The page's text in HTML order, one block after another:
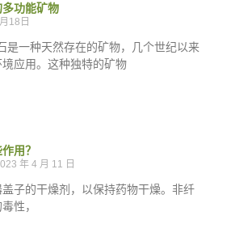
功能矿物
18日
是一种天然存在的矿物，几个世纪以来
应用。这种独特的矿物
用？
年 4 月 11 日
子的干燥剂，以保持药物干燥。非纤
性，